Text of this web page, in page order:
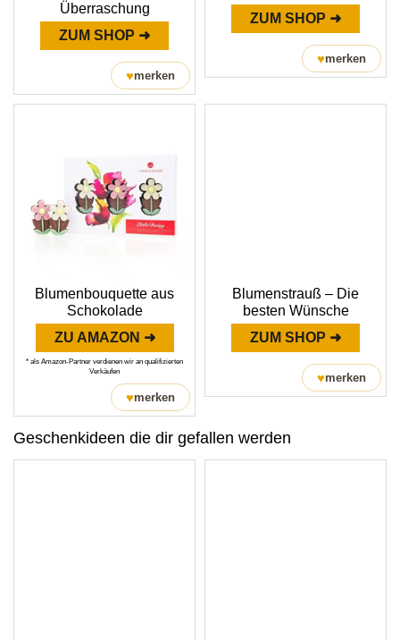
Überraschung
ZUM SHOP ➜
♥merken
ZUM SHOP ➜
♥merken
Blumenbouquette aus
Schokolade
ZU AMAZON ➜
* als Amazon-Partner verdienen wir an qualifizierten
Verkäufen
♥merken
Blumenstrauß – Die
besten Wünsche
ZUM SHOP ➜
♥merken
Geschenkideen die dir gefallen werden